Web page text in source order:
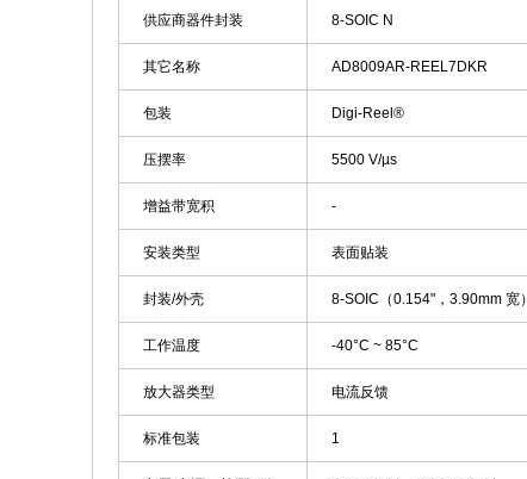
供应商器件封装 8-SOIC N
其它名称 AD8009AR-REEL7DKR
包装 Digi-Reel®
压摆率 5500 V/µs
增益带宽积 -
安装类型 表面贴装
封装/外壳 8-SOIC（0.154"，3.90mm 宽）
工作温度 -40°C ~ 85°C
放大器类型 电流反馈
标准包装 1